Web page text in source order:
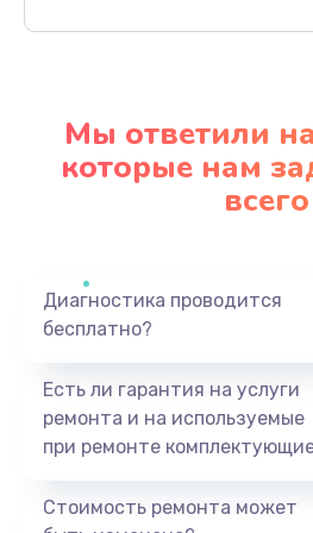
Заказать
780 руб.
Заказать
Заказать
980 руб.
Заказать
1280 руб.
Мы ответили
которые нам
всего
Диагностика проводится
бесплатно?
Есть ли гарантия на услуги
ремонта и на используемые
при ремонте
Стоимость ремонта может